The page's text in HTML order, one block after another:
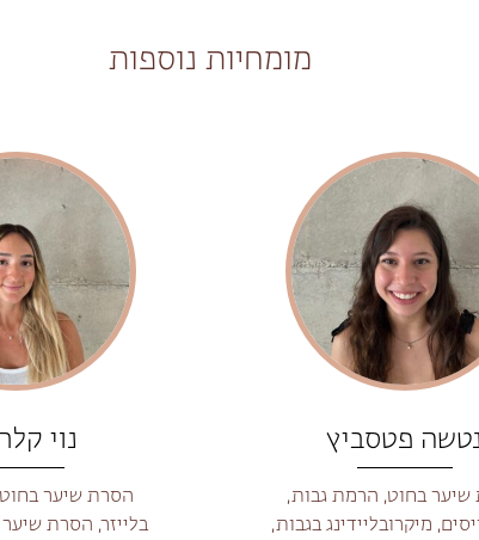
מומחיות נוספות
נטשה פטסביץ
בחוט, הרמת גבות,
מיקרובליידינג בגבות,
נוי
הסרת שיער
בלייזר, הסרת